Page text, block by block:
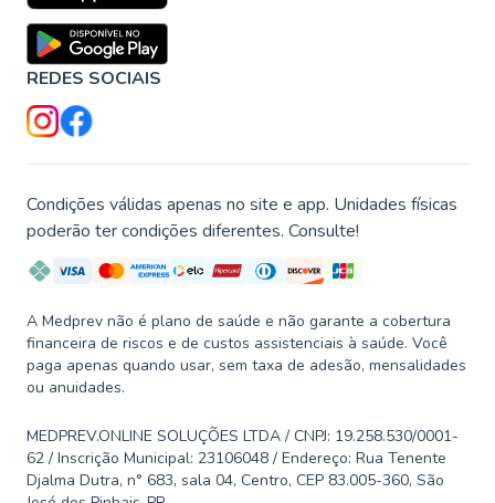
REDES SOCIAIS
Condições válidas apenas no site e app. Unidades físicas
poderão ter condições diferentes. Consulte!
A Medprev não é plano de saúde e não garante a cobertura
financeira de riscos e de custos assistenciais à saúde. Você
paga apenas quando usar, sem taxa de adesão, mensalidades
ou anuidades.
MEDPREV.ONLINE SOLUÇÕES LTDA / CNPJ: 19.258.530/0001-
62 / Inscrição Municipal: 23106048 / Endereço: Rua Tenente
Djalma Dutra, n° 683, sala 04, Centro, CEP 83.005-360, São